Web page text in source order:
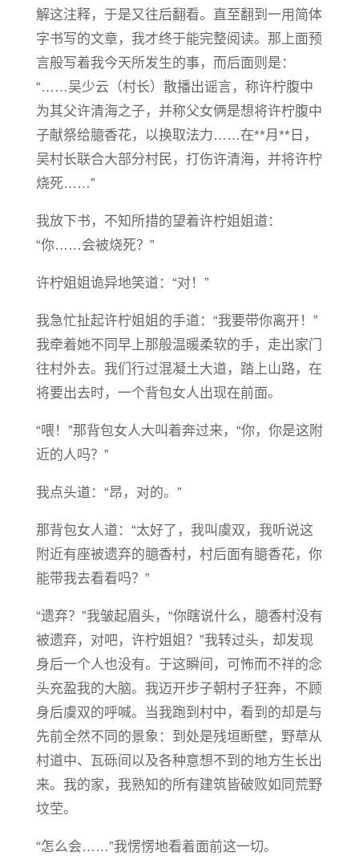
解这注释，于是又往后翻看。直至翻到一用简体
字书写的文章，我才终于能完整阅读。那上面预
言般写着我今天所发生的事，而后面则是：
“……吴少云（村长）散播出谣言，称许柠腹中
为其父许清海之子，并称父女俩是想将许柠腹中
子献祭给臆香花，以换取法力……在**月**日，
吴村长联合大部分村民，打伤许清海，并将许柠
烧死……”
我放下书，不知所措的望着许柠姐姐道：
“你……会被烧死？”
许柠姐姐诡异地笑道：“对！”
我急忙扯起许柠姐姐的手道：“我要带你离开！”
我牵着她不同早上那般温暖柔软的手，走出家门
往村外去。我们行过混凝土大道，踏上山路，在
将要出去时，一个背包女人出现在前面。
“喂！”那背包女人大叫着奔过来，“你，你是这附
近的人吗？”
我点头道：“昂，对的。”
那背包女人道：“太好了，我叫虞双，我听说这
附近有座被遗弃的臆香村，村后面有臆香花，你
能带我去看看吗？”
“遗弃？”我皱起眉头，“你瞎说什么，臆香村没有
被遗弃，对吧，许柠姐姐？”我转过头，却发现
身后一个人也没有。于这瞬间，可怖而不祥的念
头充盈我的大脑。我迈开步子朝村子狂奔，不顾
身后虞双的呼喊。当我跑到村中，看到的却是与
先前全然不同的景象：到处是残垣断壁，野草从
村道中、瓦砾间以及各种意想不到的地方生长出
来。我的家，我熟知的所有建筑皆破败如同荒野
坟茔。
“怎么会……”我愣愣地看着面前这一切。